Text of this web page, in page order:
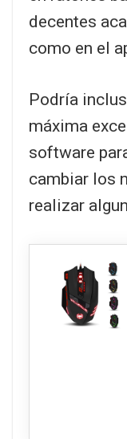
decentes
como en el
Podría
máxima
software
cambiar los
realizar